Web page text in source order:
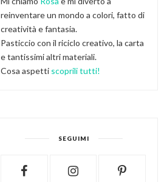
reinventare un mondo a colori, fatto di
creatività e fantasia.
Pasticcio con il riciclo creativo, la carta
e tantissimi altri materiali.
Cosa aspetti scoprili tutti!
SEGUIMI